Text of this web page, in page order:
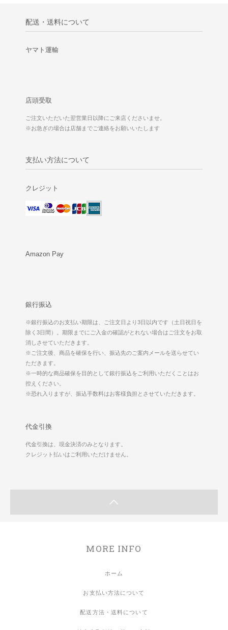
配送・送料について
ヤマト運輸
店頭受取
ご注文いただいた翌営業日以降にご来店くださいませ。
※お急ぎの場合は店舗までご連絡をお願いいたします
支払い方法について
クレジット
Amazon Pay
銀行振込
※銀行振込のお支払い期限は、ご注文日より3日以内です（土日祝日を
除く3日間）。期限までにご入金の確認がとれない場合はご注文をお取
消しさせていただきます。
※ご注文後、商品を確保を行い、振込先のご案内メールを送らせてい
ただきます。
※一時的な商品確保を目的として銀行振込をご利用いただくことはお
控えください。
※恐れ入りますが、振込手数料はお客様負担とさせていただきます。
代金引換
代金引換は、現金決済のみとなります。
クレジット払いはご利用いただけません。
MORE INFO
ホーム
お支払い方法について
配送方法・送料について